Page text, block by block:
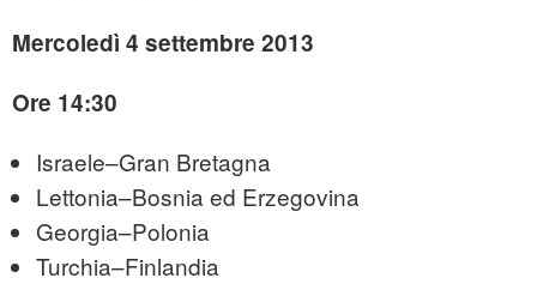
Mercoledì 4 settembre 2013
Ore 14:30
Israele–Gran Bretagna
Lettonia–Bosnia ed Erzegovina
Georgia–Polonia
Turchia–Finlandia